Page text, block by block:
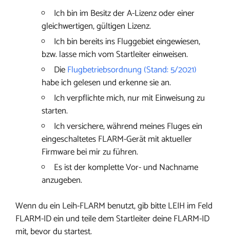
Ich bin im Besitz der A-Lizenz oder einer
gleichwertigen, gültigen Lizenz.
Ich bin bereits ins Fluggebiet eingewiesen,
bzw. lasse mich vom Startleiter einweisen.
DieFlugbetriebsordnung (Stand: 5/2021)
habe ich gelesen und erkenne sie an.
Ich verpflichte mich, nur mit Einweisung zu
starten.
Ich versichere, während meines Fluges ein
eingeschaltetes FLARM-Gerät mit aktueller
Firmware bei mir zu führen.
Es ist der komplette Vor- und Nachname
anzugeben.
Wenn du ein Leih-FLARM benutzt, gib bitte LEIH im Feld
FLARM-ID ein und teile dem Startleiter deine FLARM-ID
mit, bevor du startest.